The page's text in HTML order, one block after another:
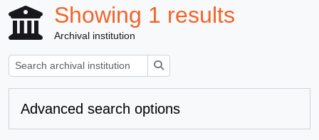
Showing 1 results
Archival institution
Advanced search options